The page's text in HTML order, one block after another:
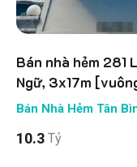
Bán nhà hẻm 281
Ngữ, 3x17m
Bán Nhà Hẻm Tân
10.3 Tỷ